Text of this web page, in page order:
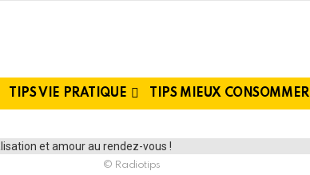
TIPS VIE PRATIQUE TIPS MIEUX CONSOMMER
© Radiotips